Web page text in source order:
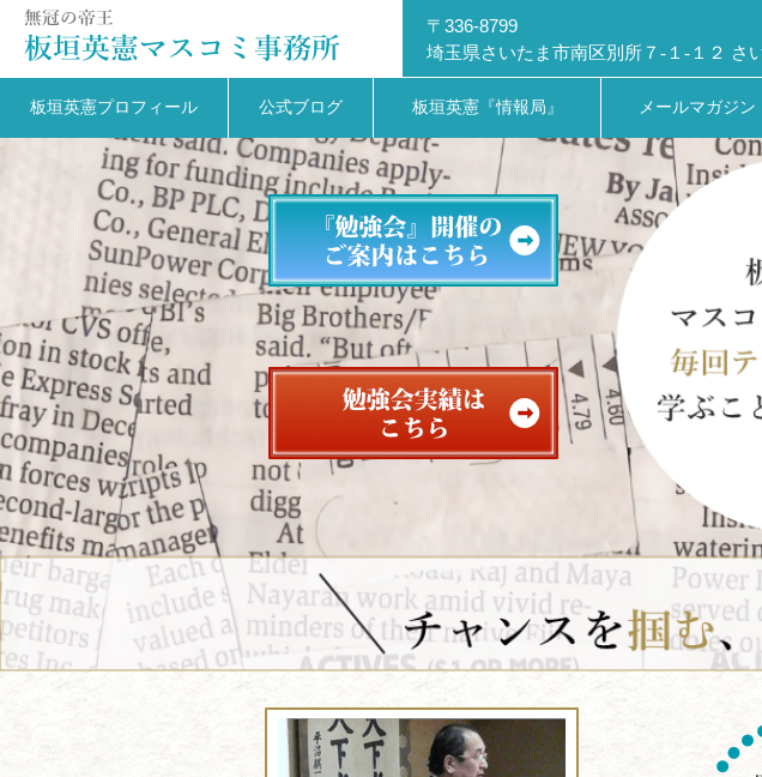
〒336-8799
埼玉県さいたま市南区別所７-１-１２ さ
板垣英憲プロフィール 公式ブログ 板垣英憲『情報局』 メールマガジン